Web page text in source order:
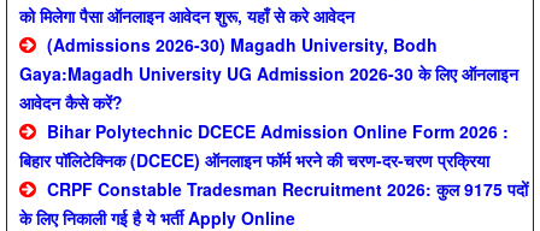
को मिलेगा पैसा ऑनलाइन आवेदन शुरू, यहाँ से करे आवेदन
(Admissions 2026-30) Magadh University, Bodh
Gaya:Magadh University UG Admission 2026-30 के लिए ऑनलाइन
आवेदन कैसे करें?
Bihar Polytechnic DCECE Admission Online Form 2026 :
बिहार पॉलिटेक्निक (DCECE) ऑनलाइन फॉर्म भरने की चरण-दर-चरण प्रक्रिया
CRPF Constable Tradesman Recruitment 2026: कुल 9175 पदों
के लिए निकाली गई है ये भर्ती Apply Online